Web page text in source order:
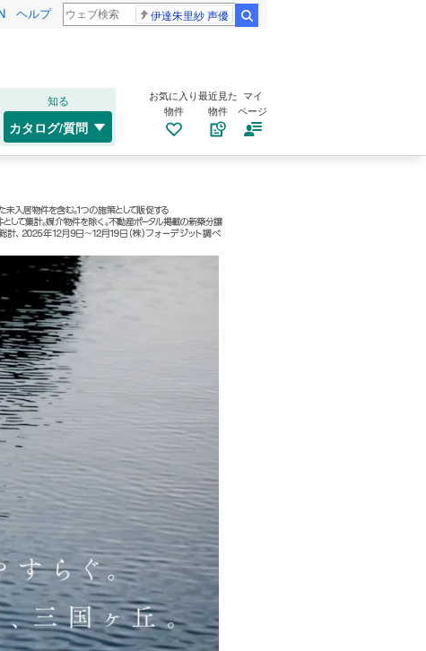
ヘルプ 伊達朱里紗 声優
知る
カタログ/質問
お気に入り
物件
最近見た
物件
マイ
ページ